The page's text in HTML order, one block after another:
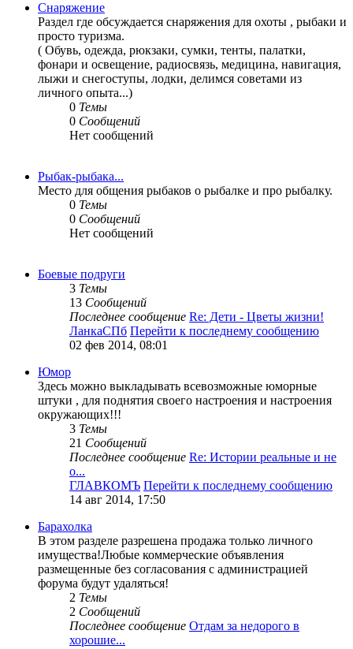
Снаряжение
Раздел где обсуждается снаряжения для охоты , рыбаки и
просто туризма.
( Обувь, одежда, рюкзаки, сумки, тенты, палатки,
фонари и освещение, радиосвязь, медицина, навигация,
лыжи и снегоступы, лодки, делимся советами из
личного опыта...)
0 Темы
0 Сообщений
Нет сообщений
Рыбак-рыбака...
Место для общения рыбаков о рыбалке и про рыбалку.
0 Темы
0 Сообщений
Нет сообщений
Боевые подруги
3 Темы
13 Сообщений
Последнее сообщение Re: Дети - Цветы жизни!
ЛанкаСПб Перейти к последнему сообщению
02 фев 2014, 08:01
Юмор
Здесь можно выкладывать всевозможные юморные
штуки , для поднятия своего настроения и настроения
окружающих!!!
3 Темы
21 Сообщений
Последнее сообщение Re: Истории реальные и не
о...
ГЛАВКОМЪ Перейти к последнему сообщению
14 авг 2014, 17:50
Барахолка
В этом разделе разрешена продажа только личного
имущества!Любые коммерческие объявления
размещенные без согласования с администрацией
форума будут удаляться!
2 Темы
2 Сообщений
Последнее сообщение Отдам за недорого в
хорошие...